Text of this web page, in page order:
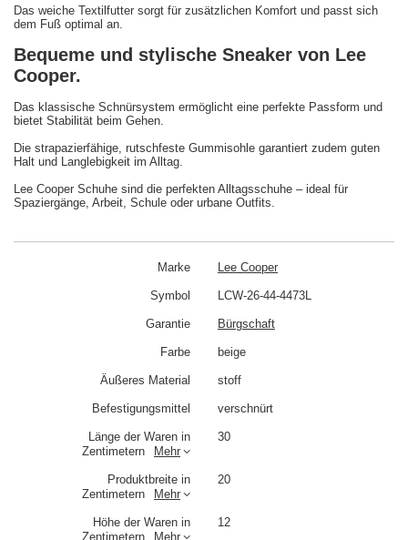
Das weiche Textilfutter sorgt für zusätzlichen Komfort und passt sich
dem Fuß optimal an.
Bequeme und stylische Sneaker von Lee
Cooper.
Das klassische Schnürsystem ermöglicht eine perfekte Passform und
bietet Stabilität beim Gehen.
Die strapazierfähige, rutschfeste Gummisohle garantiert zudem guten
Halt und Langlebigkeit im Alltag.
Lee Cooper Schuhe sind die perfekten Alltagsschuhe – ideal für
Spaziergänge, Arbeit, Schule oder urbane Outfits.
Marke Lee Cooper
Symbol LCW-26-44-4473L
Garantie Bürgschaft
Farbe beige
Äußeres Material stoff
Befestigungsmittel verschnürt
Länge der Waren in
Zentimetern
Mehr
30
Produktbreite in
Zentimetern
Mehr
20
Höhe der Waren in
Zentimetern
Mehr
12